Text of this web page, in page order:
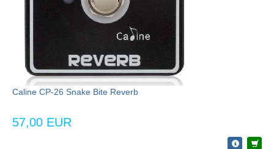
Caline CP-26 Snake Bite Reverb
57,00 EUR